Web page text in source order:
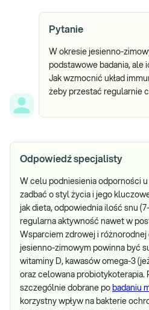
Pytanie
W okresie jesienno-
podstawowe badania, ale
Jak wzmocnić układ
żeby przestać regularnie
Odpowiedź specjalisty
W celu podniesienia odporności
zadbać o styl życia i jego
jak dieta, odpowiednia ilość snu
regularna aktywność nawet w
Wsparciem zdrowej i różnorodnej
jesienno-zimowym powinna być
witaminy D, kawasów omega-3
oraz celowana probiotykoterapia.
szczególnie dobrane po badaniu
korzystny wpływ na bakterie